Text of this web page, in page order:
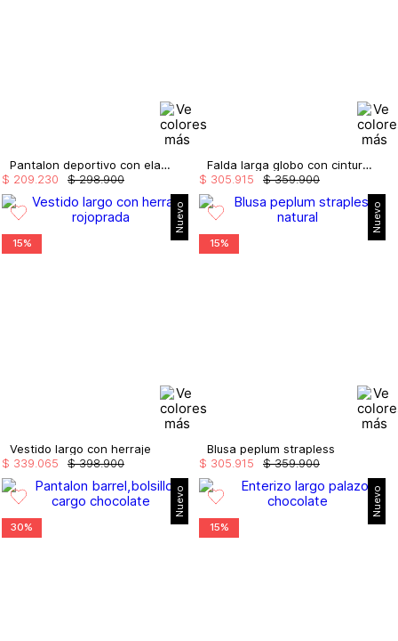
Pantalon deportivo con elastico
$ 298.900
$ 209 230
Falda larga globo con cinturón
$ 359.900
$ 305 915
Nuevo
15%
Vestido largo con herraje
$ 398.900
$ 339 065
Nuevo
15%
Blusa peplum strapless
$ 359.900
$ 305 915
Nuevo
30%
Nuevo
15%